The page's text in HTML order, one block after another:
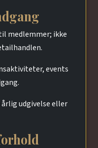
medlemmer; ikke
events
årlig udgivelse eller